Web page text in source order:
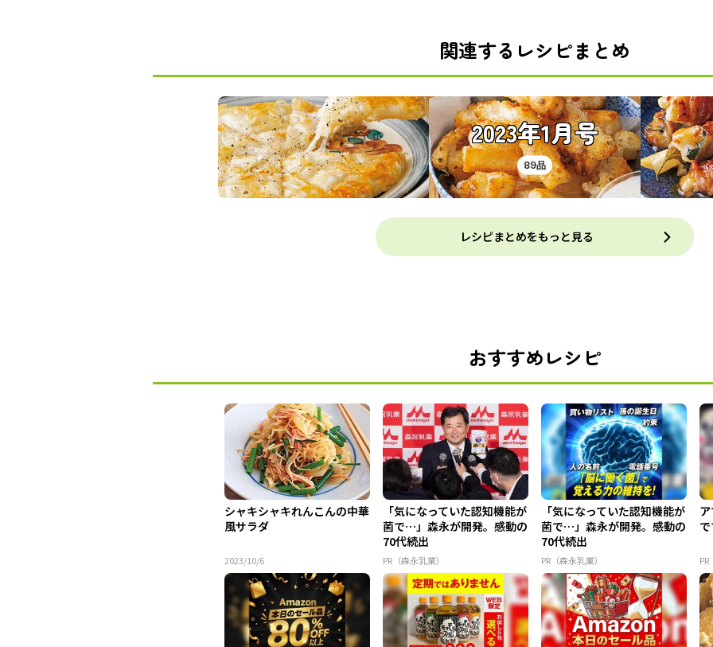
関連するレシピまとめ
2023年1月号
89品
レシピまとめをもっと見る
おすすめレシピ
シャキシャキれんこんの中華
風サラダ
2023/10/6
「気になっていた認知機能が
菌で…」森永が開発。感動の
70代続出
PR（森永乳業）
「気になっていた認知機能が
菌で…」森永が開発。感動の
70代続出
PR（森永乳業）